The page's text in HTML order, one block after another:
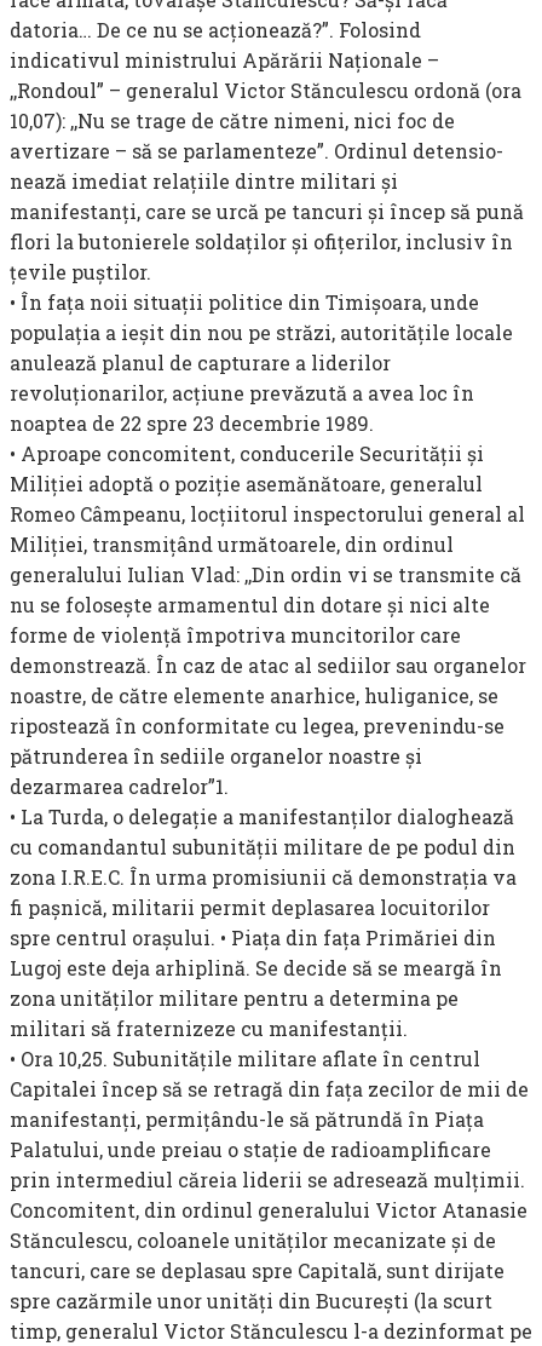
datoria… De ce nu se acţionează?”. Folosind
indicativul ministrului Apărării Naţionale –
,,Rondoul” – generalul Victor Stănculescu ordonă (ora
10,07): ,,Nu se trage de către nimeni, nici foc de
avertizare – să se parlamenteze”. Ordinul detensio­
nează imediat relaţiile dintre militari şi
manifestanţi, care se urcă pe tancuri şi încep să pună
flori la butonierele soldaţilor şi ofiţerilor, inclusiv în
ţevile puştilor.
• În faţa noii situaţii po­litice din Timişoara, unde
populaţia a ieşit din nou pe străzi, autorităţile locale
anulează planul de capturare a liderilor
revoluţionarilor, acţiune prevăzută a avea loc în
noaptea de 22 spre 23 decembrie 1989.
• Aproape concomitent, conducerile Securităţii şi
Miliţiei adoptă o poziţie asemănătoare, generalul
Romeo Câmpeanu, locţiitorul inspec­torului general al
Miliţiei, transmiţând următoarele, din ordinul
generalului Iulian Vlad: ,,Din ordin vi se transmite că
nu se foloseşte armamentul din dotare şi nici alte
forme de violenţă împotriva muncitorilor care
demon­strează. În caz de atac al sediilor sau organelor
noastre, de către elemente anarhice, huliganice, se
ripostează în conformitate cu legea, prevenindu-se
pătrunderea în sediile organelor noastre şi
dezarmarea cadrelor”1.
• La Turda, o delegaţie a manifestanţilor dialoghează
cu comandantul subunităţii militare de pe podul din
zona I.R.E.C. În urma promisiunii că demonstraţia va
fi paşnică, militarii permit deplasarea locuitorilor
spre centrul oraşului. • Piaţa din faţa Primăriei din
Lugoj este deja arhiplină. Se decide să se meargă în
zona unităţilor militare pentru a determina pe
militari să fraternizeze cu manifestanţii.
• Ora 10,25. Subunităţile militare aflate în centrul
Capitalei în­cep să se retragă din faţa zecilor de mii de
manifestanţi, permiţându-le să pătrundă în Piaţa
Palatului, unde preiau o staţie de radioamplificare
prin inter­mediul căreia liderii se adresează mulţimii.
Concomitent, din ordinul generalului Victor Atanasie
Stănculescu, coloanele unităţilor mecanizate şi de
tancuri, care se deplasau spre Capitală, sunt dirijate
spre cazărmile unor unităţi din Bucureşti (la scurt
timp, generalul Victor Stănculescu l-a dezinformat pe